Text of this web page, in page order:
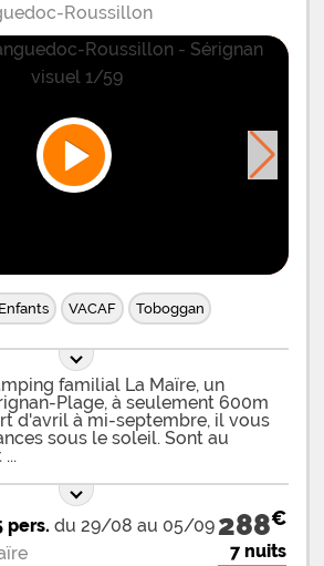
Roussillon
VACAF Toboggan
familial La Maïre, un
Plage, à seulement 600m
d'avril à mi-septembre, il vous
sous le soleil. Sont au
pers. du 29/08 au 05/09288€
7 nuits